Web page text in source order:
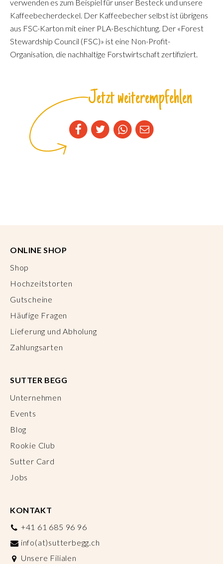
verwenden es zum Beispiel für unser Besteck und unsere
Kaffeebecherdeckel. Der Kaffeebecher selbst ist übrigens
aus FSC-Karton mit einer PLA-Beschichtung. Der «Forest
Stewardship Council (FSC)» ist eine Non-Profit-
Organisation, die nachhaltige Forstwirtschaft zertifiziert.
Jetzt weiterempfehlen
ONLINE SHOP
Shop
Hochzeitstorten
Gutscheine
Häufige Fragen
Lieferung und Abholung
Zahlungsarten
SUTTER BEGG
Unternehmen
Events
Blog
Rookie Club
Sutter Card
Jobs
KONTAKT
+41 61 685 96 96
info(at)sutterbegg.ch
Unsere Filialen